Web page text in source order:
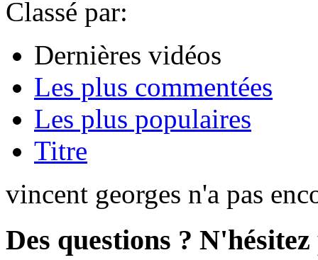
Classé par:
Dernières vidéos
Les plus commentées
Les plus populaires
Titre
vincent georges n'a pas
Des questions ?